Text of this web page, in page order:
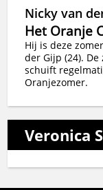
Nicky van
Het Oranje
Hij is deze
der Gijp (24). De
schuift
Oranjezomer.
Veronica